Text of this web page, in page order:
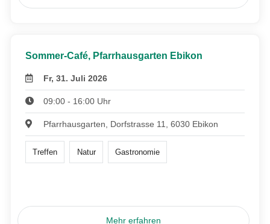
Sommer-Café, Pfarrhausgarten Ebikon
Fr, 31. Juli 2026
09:00 - 16:00 Uhr
Pfarrhausgarten, Dorfstrasse 11, 6030 Ebikon
Treffen Natur Gastronomie
Mehr erfahren